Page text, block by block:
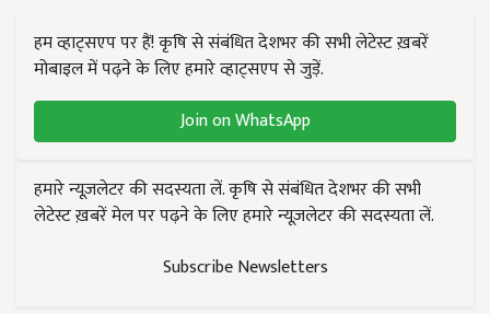
हम व्हाट्सएप पर हैं! कृषि से संबंधित देशभर की सभी लेटेस्ट ख़बरें
मोबाइल में पढ़ने के लिए हमारे व्हाट्सएप से जुड़ें.
Join on WhatsApp
हमारे न्यूज़लेटर की सदस्यता लें. कृषि से संबंधित देशभर की सभी
लेटेस्ट ख़बरें मेल पर पढ़ने के लिए हमारे न्यूज़लेटर की सदस्यता लें.
Subscribe Newsletters